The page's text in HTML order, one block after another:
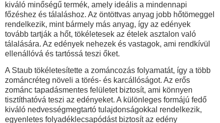
kiváló minőségű termék, amely ideális a mindennapi
főzéshez és tálaláshoz. Az öntöttvas anyag jobb hőtömeggel
rendelkezik, mint bármely más anyag, így az edények
tovább tartják a hőt, tökéletesek az ételek asztalon való
tálalására. Az edények nehezek és vastagok, ami rendkívül
ellenállóvá és tartóssá teszi őket.
A Staub tökéletesítette a zománcozás folyamatát, így a több
zománcréteg növeli a törés- és karcállóságot. Az erős
zománc tapadásmentes felületet biztosít, ami könnyen
tisztíthatóvá teszi az edényeket. A különleges formájú fedő
kiváló nedvességmegtartó tulajdonságokkal rendelkezik,
egyenletes folyadéklecsapódást biztosít az edény